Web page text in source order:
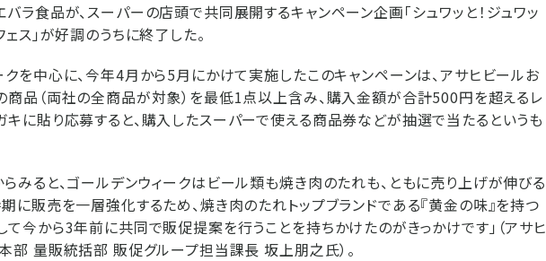
ラ食品が、スーパーの店頭で共同展開するキャンペーン企画「シュワッと！ジュワッ
ェス」が好調のうちに終了した。
クを中心に、今年4月から5月にかけて実施したこのキャンペーンは、アサヒビールお
商品（両社の全商品が対象）を最低1点以上含み、購入金額が合計500円を超えるレ
キに貼り応募すると、購入したスーパーで使える商品券などが抽選で当たるというも
らみると、ゴールデンウィークはビール類も焼き肉のたれも、ともに売り上げが伸びる
に販売を一層強化するため、焼き肉のたれトップブランドである『黄金の味』を持つ
て今から3年前に共同で販促提案を行うことを持ちかけたのがきっかけです」（アサヒ
部 量販統括部 販促グループ担当課長 坂上朋之氏）。